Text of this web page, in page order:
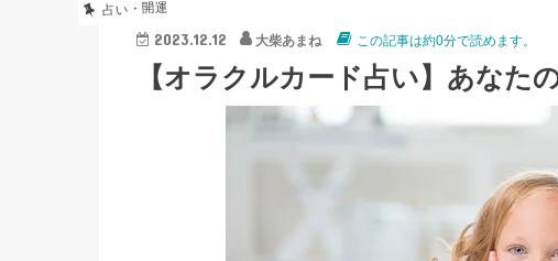
占い・開運
2023.12.12 大柴あまね この記事は約0分で読めます。
【オラクルカード占い】あなた